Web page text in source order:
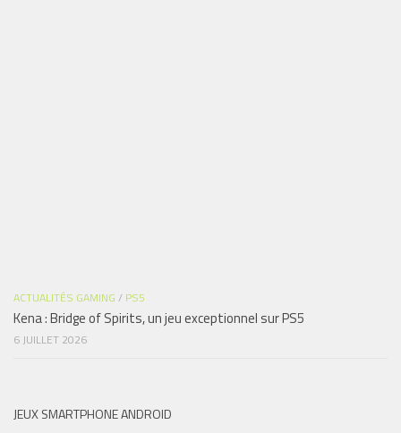
ACTUALITÉS GAMING / PS5
Kena : Bridge of Spirits, un jeu exceptionnel sur PS5
6 JUILLET 2026
JEUX SMARTPHONE ANDROID